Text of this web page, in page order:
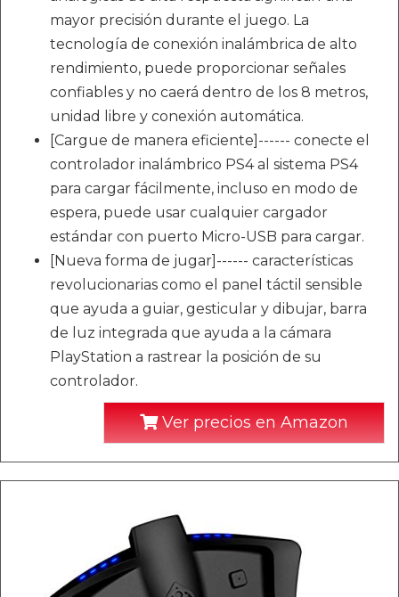
mayor precisión durante el juego. La
tecnología de conexión inalámbrica de alto
rendimiento, puede proporcionar señales
confiables y no caerá dentro de los 8 metros,
unidad libre y conexión automática.
[Cargue de manera eficiente]------ conecte el
controlador inalámbrico PS4 al sistema PS4
para cargar fácilmente, incluso en modo de
espera, puede usar cualquier cargador
estándar con puerto Micro-USB para cargar.
[Nueva forma de jugar]------ características
revolucionarias como el panel táctil sensible
que ayuda a guiar, gesticular y dibujar, barra
de luz integrada que ayuda a la cámara
PlayStation a rastrear la posición de su
controlador.
Ver precios en Amazon